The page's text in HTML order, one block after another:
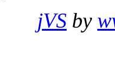
jVS by